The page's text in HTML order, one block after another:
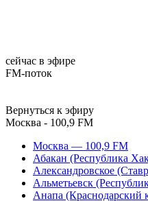
сейчас в эфире
FM-поток
Вернуться к эфиру
Москва - 100,9 FM
Москва — 100,9 FM
Абакан (Республика
Александровское
Альметьевск
Анапа